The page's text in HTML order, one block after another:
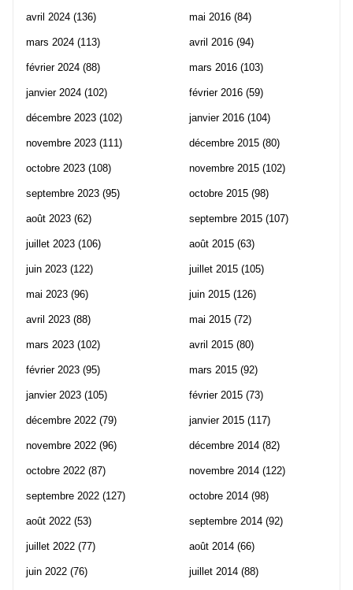
avril 2024 (136)
mars 2024 (113)
février 2024 (88)
janvier 2024 (102)
décembre 2023 (102)
novembre 2023 (111)
octobre 2023 (108)
septembre 2023 (95)
août 2023 (62)
juillet 2023 (106)
juin 2023 (122)
mai 2023 (96)
avril 2023 (88)
mars 2023 (102)
février 2023 (95)
janvier 2023 (105)
décembre 2022 (79)
novembre 2022 (96)
octobre 2022 (87)
septembre 2022 (127)
août 2022 (53)
juillet 2022 (77)
juin 2022 (76)
mai 2016 (84)
avril 2016 (94)
mars 2016 (103)
février 2016 (59)
janvier 2016 (104)
décembre 2015 (80)
novembre 2015 (102)
octobre 2015 (98)
septembre 2015 (107)
août 2015 (63)
juillet 2015 (105)
juin 2015 (126)
mai 2015 (72)
avril 2015 (80)
mars 2015 (92)
février 2015 (73)
janvier 2015 (117)
décembre 2014 (82)
novembre 2014 (122)
octobre 2014 (98)
septembre 2014 (92)
août 2014 (66)
juillet 2014 (88)